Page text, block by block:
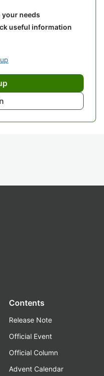
your needs
useful information
Contents
Release Note
Official Event
Official Column
Advent Calendar